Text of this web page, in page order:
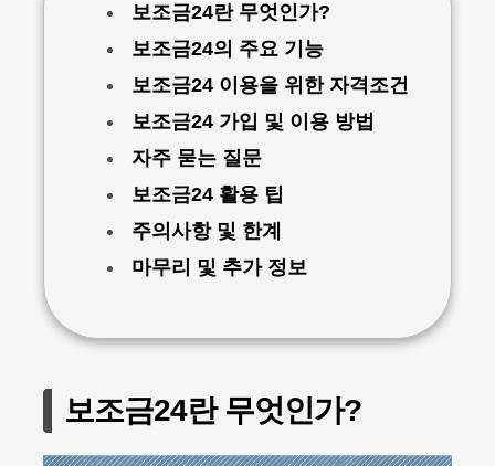
보조금24란 무엇인가?
보조금24의 주요 기능
보조금24 이용을 위한 자격조건
보조금24 가입 및 이용 방법
자주 묻는 질문
보조금24 활용 팁
주의사항 및 한계
마무리 및 추가 정보
보조금24란 무엇인가?